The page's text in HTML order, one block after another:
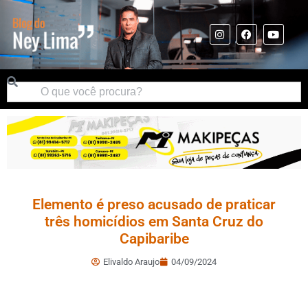
Elemento é preso acusado de praticar
três homicídios em Santa Cruz do
Capibaribe
Elivaldo Araujo 04/09/2024